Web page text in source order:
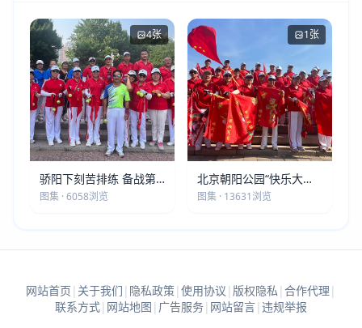
4张
骄阳下刻苦排练 备战第
五届莫斯科世界大健康运
图集 · 6058浏览
1张
北京朝阳公园“快乐大本
营”建党105周年庆祝活动
图集 · 13631浏览
网站首页 | 关于我们 | 隐私政策| 使用协议 | 版权隐私 | 合作代理 |
联系方式| 网站地图 | 广告服务| 网站留言| 违规举报